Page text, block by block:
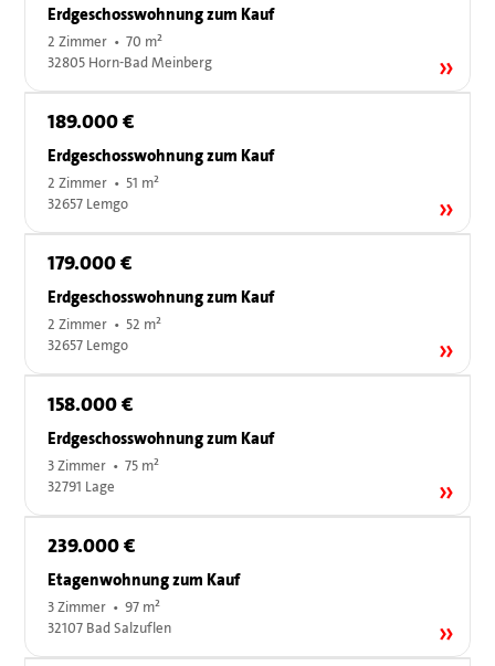
Erdgeschosswohnung zum Kauf
2 Zimmer • 70 m²
32805 Horn-Bad Meinberg
189.000 €
Erdgeschosswohnung zum Kauf
2 Zimmer • 51 m²
32657 Lemgo
179.000 €
Erdgeschosswohnung zum Kauf
2 Zimmer • 52 m²
32657 Lemgo
158.000 €
Erdgeschosswohnung zum Kauf
3 Zimmer • 75 m²
32791 Lage
239.000 €
Etagenwohnung zum Kauf
3 Zimmer • 97 m²
32107 Bad Salzuflen